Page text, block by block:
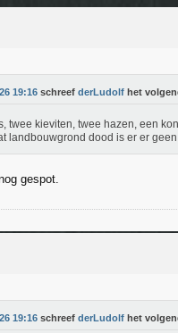
19:16 schreef derLudolf het
twee kieviten, twee hazen, een
landbouwgrond dood is er er
gespot.
19:16 schreef derLudolf het